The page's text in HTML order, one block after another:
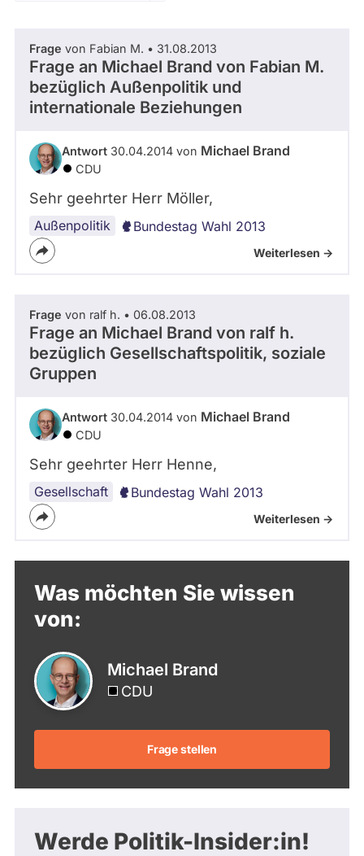
werden
nicht
berücksichtigt.
Thema
- Alle -
Antwort Status
- Alle -
Frage von Fabian M. • 31.08.2013
Frage an Michael Brand von Fabian M.
bezüglich Außenpolitik und
internationale Beziehungen
Antwort 30.04.2014 von Michael Brand
CDU
Sehr geehrter Herr Möller,
Außenpolitik Bundestag Wahl 2013
Weiterlesen ->
Frage von ralf h. • 06.08.2013
Frage an Michael Brand von ralf h.
bezüglich Gesellschaftspolitik, soziale
Gruppen
Antwort 30.04.2014 von Michael Brand
CDU
Sehr geehrter Herr Henne,
Gesellschaft Bundestag Wahl 2013
Weiterlesen ->
Was möchten Sie wissen
von:
Michael Brand
CDU
Frage stellen
Werde Politik-Insider:in!